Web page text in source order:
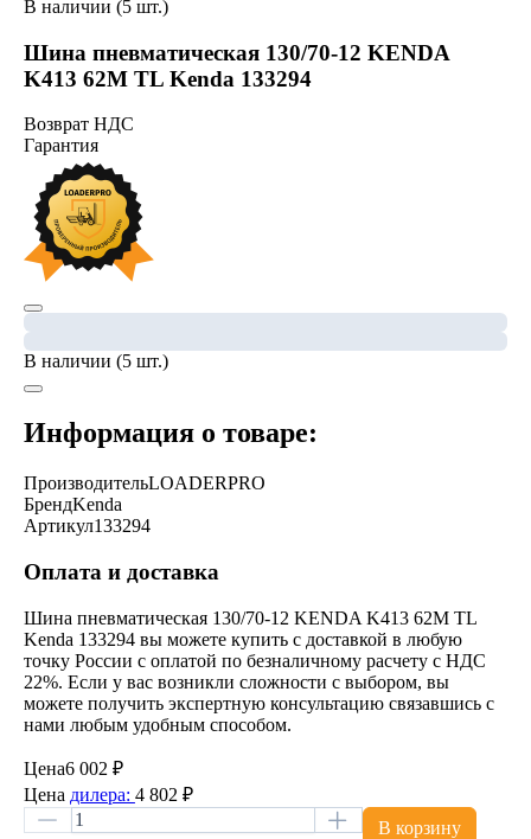
В наличии (5 шт.)
Шина пневматическая 130/70-12 KENDA
K413 62M TL Kenda 133294
Возврат НДС
Гарантия
В наличии (5 шт.)
Информация о товаре:
ПроизводительLOADERPRO
БрендKenda
Артикул133294
Оплата и доставка
Шина пневматическая 130/70-12 KENDA K413 62M TL
Kenda 133294 вы можете купить с доставкой в любую
точку России с оплатой по безналичному расчету с НДС
22%. Если у вас возникли сложности с выбором, вы
можете получить экспертную консультацию связавшись с
нами любым удобным способом.
Цена6 002 ₽
Цена дилера: 4 802 ₽
В корзину